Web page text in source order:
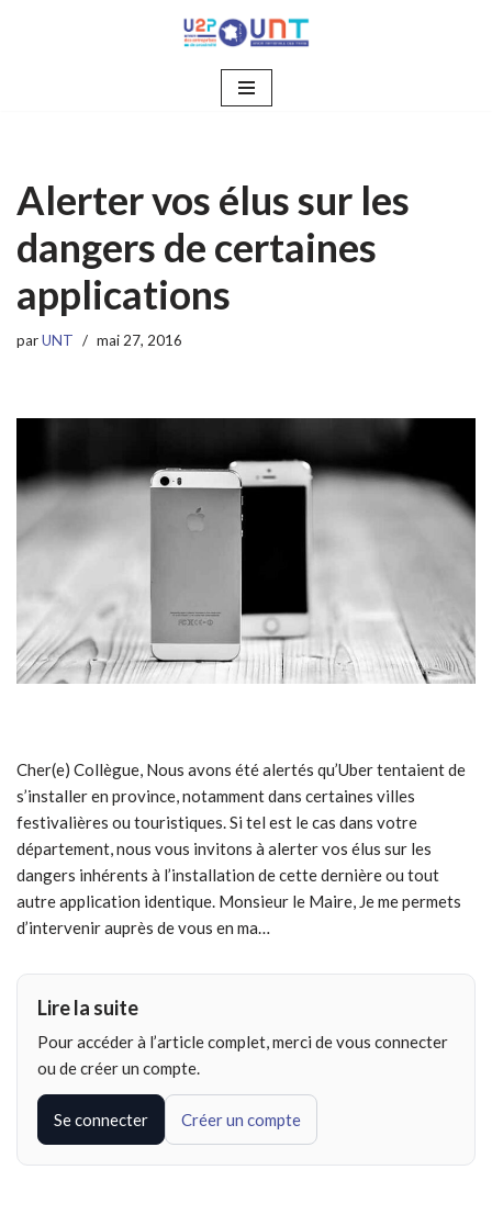
Alerter vos élus sur les
dangers de certaines
applications
parUNT mai 27, 2016
Cher(e) Collègue, Nous avons été alertés qu’Uber tentaient de
s’installer en province, notamment dans certaines villes
festivalières ou touristiques. Si tel est le cas dans votre
département, nous vous invitons à alerter vos élus sur les
dangers inhérents à l’installation de cette dernière ou tout
autre application identique. Monsieur le Maire, Je me permets
d’intervenir auprès de vous en ma…
Lire la suite
Pour accéder à l’article complet, merci de vous connecter
ou de créer un compte.
Se connecter Créer un compte